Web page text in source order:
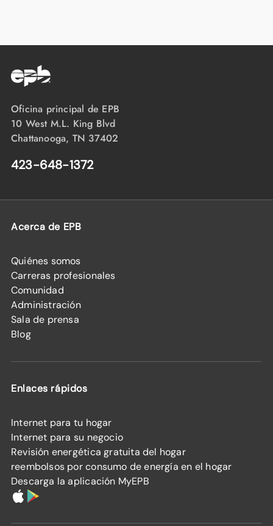
Oficina principal de EPB
10 West M.L. King Blvd
Chattanooga, TN 37402
423-648-1372
Acerca de EPB
Quiénes somos
Carreras profesionales
Comunidad
Administración
Sala de prensa
Blog
Enlaces rápidos
Internet para tu hogar
Internet para su negocio
Revisión energética gratuita del hogar
reembolsos por consumo de energía en el hogar
Descarga la aplicación MyEPB